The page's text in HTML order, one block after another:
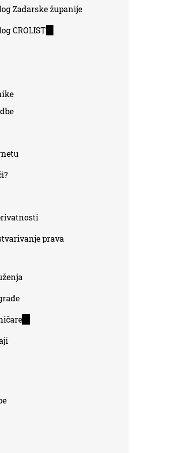
Zadarske županije
CROLIST(link
prava
(link